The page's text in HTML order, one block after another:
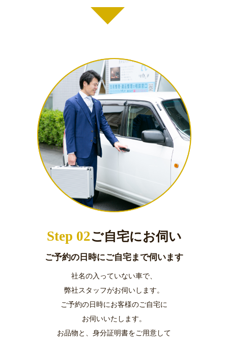
Step 02ご自宅にお伺い
ご予約の日時にご自宅まで伺います
社名の入っていない車で、
弊社スタッフがお伺いします。
ご予約の日時にお客様のご自宅に
お伺いいたします。
お品物と、身分証明書をご用意して